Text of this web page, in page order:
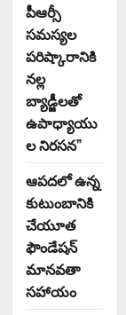
పీఆర్సీ
సమస్యల
పరిష్కారానికి
నల్ల
బ్యాడ్జీలతో
ఉపాధ్యాయు
ల నిరసన”
ఆపదలో ఉన్న
కుటుంబానికి
చేయూత
ఫౌండేషన్
మానవతా
సహాయం